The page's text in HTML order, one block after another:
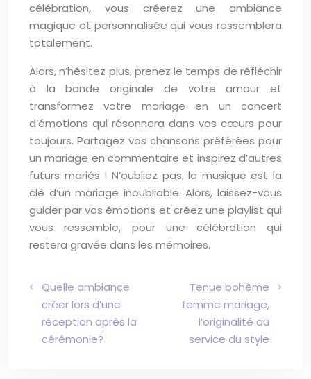
célébration, vous créerez une ambiance
magique et personnalisée qui vous ressemblera
totalement.
Alors, n’hésitez plus, prenez le temps de réfléchir
à la bande originale de votre amour et
transformez votre mariage en un concert
d’émotions qui résonnera dans vos cœurs pour
toujours. Partagez vos chansons préférées pour
un mariage en commentaire et inspirez d’autres
futurs mariés ! N’oubliez pas, la musique est la
clé d’un mariage inoubliable. Alors, laissez-vous
guider par vos émotions et créez une playlist qui
vous ressemble, pour une célébration qui
restera gravée dans les mémoires.
Quelle ambiance
créer lors d’une
réception après la
cérémonie?
Tenue bohème
femme mariage,
l’originalité au
service du style